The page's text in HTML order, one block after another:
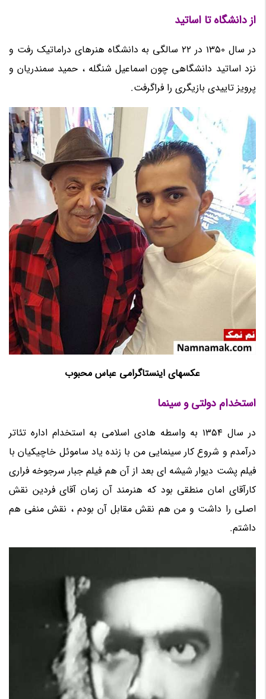
از دانشگاه تا اساتید
در سال 1350 در 22 سالگی به دانشگاه هنرهای دراماتیک رفت و
نزد اساتید دانشگاهی چون اسماعیل شنگله ، حمید سمندریان و
پرویز تاییدی بازیگری را فراگرفت.
عکسهای اینستاگرامی عباس محبوب
استخدام دولتی و سینما
در سال 1354 به واسطه هادی اسلامی به استخدام اداره تئاتر
درآمدم و شروع کار سینمایی من با زنده یاد ساموئل خاچیکیان با
فیلم پشت دیوار شیشه ای بعد از آن هم فیلم جبار سرجوخه فراری
کارآقای امان منطقی بود که هنرمند آن زمان آقای فردین نقش
اصلی را داشت و من هم نقش مقابل آن بودم ، نقش منفی هم
داشتم.